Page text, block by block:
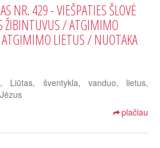
NR. 429 - VIEŠPATIES ŠLOVĖ
ŽIBINTUVUS / ATGIMIMO
LIETUS / NUOTAKA
Liūtas, šventykla, vanduo, lietus,
plačiau